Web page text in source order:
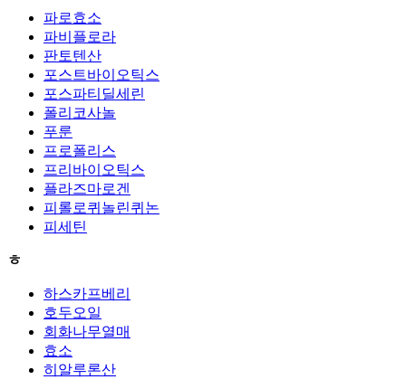
파로효소
파비플로라
판토텐산
포스트바이오틱스
포스파티딜세린
폴리코사놀
푸룬
프로폴리스
프리바이오틱스
플라즈마로겐
피롤로퀴놀린퀴논
피세틴
ㅎ
하스카프베리
호두오일
회화나무열매
효소
히알루론산